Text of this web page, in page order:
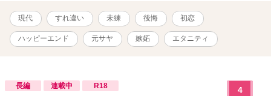
現代 すれ違い 未練 後悔 初恋
ハッピーエンド 元サヤ 嫉妬 エタニティ
長編 連載中 R18 4